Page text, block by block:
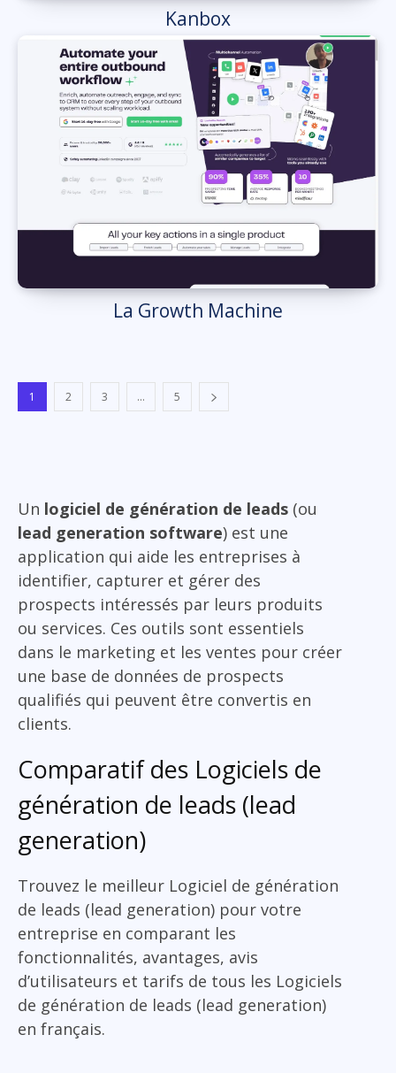
Kanbox
La Growth Machine
1 2 3 ... 5
Un logiciel de génération de leads (ou
lead generation software) est une
application qui aide les entreprises à
identifier, capturer et gérer des
prospects intéressés par leurs produits
ou services. Ces outils sont essentiels
dans le marketing et les ventes pour créer
une base de données de prospects
qualifiés qui peuvent être convertis en
clients.
Comparatif des Logiciels de
génération de leads (lead
generation)
Trouvez le meilleur Logiciel de génération
de leads (lead generation) pour votre
entreprise en comparant les
fonctionnalités, avantages, avis
d’utilisateurs et tarifs de tous les Logiciels
de génération de leads (lead generation)
en français.